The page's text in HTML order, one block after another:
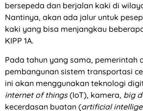
bersepeda dan berjalan kaki di
Nantinya, akan ada jalur untuk
kaki yang bisa menjangkau
KIPP 1A.
Pada tahun yang sama, pemerintah
pembangunan sistem transportasi
ini akan menggunakan teknologi
internet of things(IoT), kamera, big
kecerdasan buatan (artificial